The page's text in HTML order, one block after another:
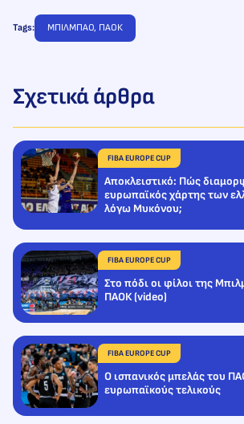
Tags: ΜΠΙΛΜΠΑΟ, ΠΑΟΚ
Σχετικά άρθρα
FIBA EUROPE CUP
Αποκλειστικό: Πώς
ευρωπαϊκός χάρτης των
λόγω Μυκόνου;
FIBA EUROPE CUP
Στο πόδι οι φίλοι της
ΠΑΟΚ (video)
FIBA EUROPE CUP
Ο ισπανικός μπελάς του
ευρωπαϊκούς τελικούς